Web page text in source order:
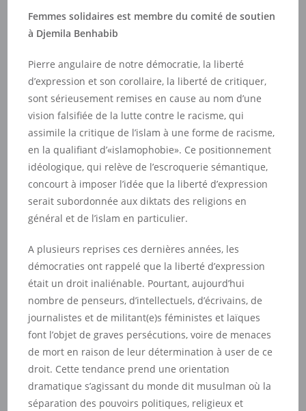
Femmes solidaires est membre du comité de soutien
à Djemila Benhabib
Pierre angulaire de notre démocratie, la liberté
d’expression et son corollaire, la liberté de critiquer,
sont sérieusement remises en cause au nom d’une
vision falsifiée de la lutte contre le racisme, qui
assimile la critique de l’islam à une forme de racisme,
en la qualifiant d’«islamophobie». Ce positionnement
idéologique, qui relève de l’escroquerie sémantique,
concourt à imposer l’idée que la liberté d’expression
serait subordonnée aux diktats des religions en
général et de l’islam en particulier.
A plusieurs reprises ces dernières années, les
démocraties ont rappelé que la liberté d’expression
était un droit inaliénable. Pourtant, aujourd’hui
nombre de penseurs, d’intellectuels, d’écrivains, de
journalistes et de militant(e)s féministes et laïques
font l’objet de graves persécutions, voire de menaces
de mort en raison de leur détermination à user de ce
droit. Cette tendance prend une orientation
dramatique s’agissant du monde dit musulman où la
séparation des pouvoirs politiques, religieux et